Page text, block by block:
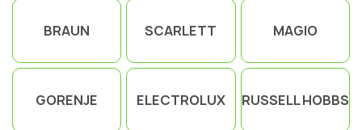
BRAUN SCARLETT MAGIO
GORENJE ELECTROLUX RUSSELL HOBBS